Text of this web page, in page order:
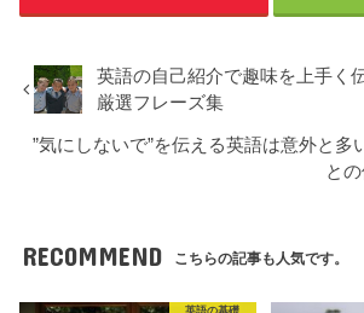
英語の自己紹介で趣味を上手く
厳選フレーズ集
”気にしないで”を伝える英語は意外と多
と
RECOMMEND こちらの記事も人気です。